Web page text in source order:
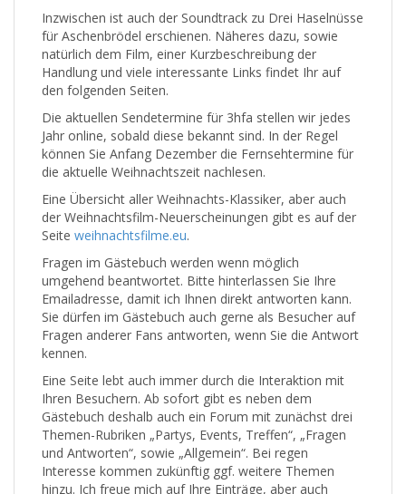
Inzwischen ist auch der Soundtrack zu Drei Haselnüsse
für Aschenbrödel erschienen. Näheres dazu, sowie
natürlich dem Film, einer Kurzbeschreibung der
Handlung und viele interessante Links findet Ihr auf
den folgenden Seiten.
Die aktuellen Sendetermine für 3hfa stellen wir jedes
Jahr online, sobald diese bekannt sind. In der Regel
können Sie Anfang Dezember die Fernsehtermine für
die aktuelle Weihnachtszeit nachlesen.
Eine Übersicht aller Weihnachts-Klassiker, aber auch
der Weihnachtsfilm-Neuerscheinungen gibt es auf der
Seite weihnachtsfilme.eu.
Fragen im Gästebuch werden wenn möglich
umgehend beantwortet. Bitte hinterlassen Sie Ihre
Emailadresse, damit ich Ihnen direkt antworten kann.
Sie dürfen im Gästebuch auch gerne als Besucher auf
Fragen anderer Fans antworten, wenn Sie die Antwort
kennen.
Eine Seite lebt auch immer durch die Interaktion mit
Ihren Besuchern. Ab sofort gibt es neben dem
Gästebuch deshalb auch ein Forum mit zunächst drei
Themen-Rubriken „Partys, Events, Treffen“, „Fragen
und Antworten“, sowie „Allgemein“. Bei regen
Interesse kommen zukünftig ggf. weitere Themen
hinzu. Ich freue mich auf Ihre Einträge, aber auch